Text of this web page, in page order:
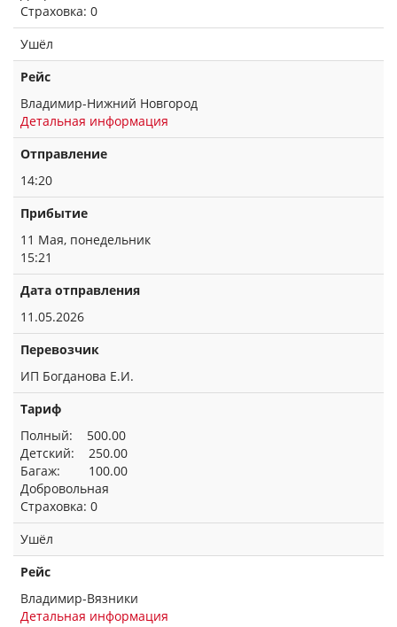
Страховка: 0
Ушёл
Рейс
Владимир-Нижний Новгород
Детальная информация
Отправление
14:20
Прибытие
11 Мая, понедельник
15:21
Дата отправления
11.05.2026
Перевозчик
ИП Богданова Е.И.
Тариф
Полный: 500.00
Детский: 250.00
Багаж: 100.00
Добровольная
Страховка: 0
Ушёл
Рейс
Владимир-Вязники
Детальная информация